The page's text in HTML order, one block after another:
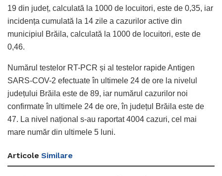
19 din județ, calculată la 1000 de locuitori, este de 0,35, iar
incidența cumulată la 14 zile a cazurilor active din
municipiul Brăila, calculată la 1000 de locuitori, este de
0,46.
Numărul testelor RT-PCR și al testelor rapide Antigen
SARS-COV-2 efectuate în ultimele 24 de ore la nivelul
județului Brăila este de 89, iar numărul cazurilor noi
confirmate în ultimele 24 de ore, în județul Brăila este de
47. La nivel național s-au raportat 4004 cazuri, cel mai
mare număr din ultimele 5 luni.
Articole Similare